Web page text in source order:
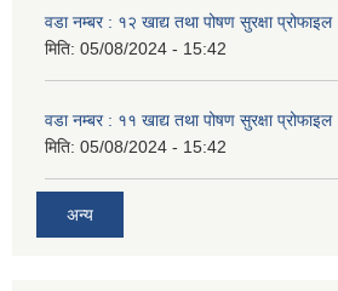
वडा नम्बर : १२ खाद्य तथा पोषण सुरक्षा प्रोफाइल
मिति: 05/08/2024 - 15:42
वडा नम्बर : ११ खाद्य तथा पोषण सुरक्षा प्रोफाइल
मिति: 05/08/2024 - 15:42
अन्य